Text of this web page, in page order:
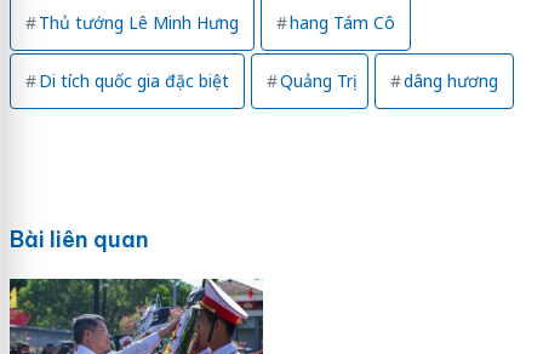
Thủ tướng Lê Minh Hưng hang Tám Cô
Di tích quốc gia đặc biệt Quảng Trị dâng hương
Bài liên quan